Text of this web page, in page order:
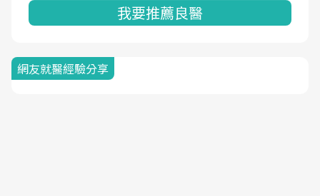
我要推薦良醫
網友就醫經驗分享